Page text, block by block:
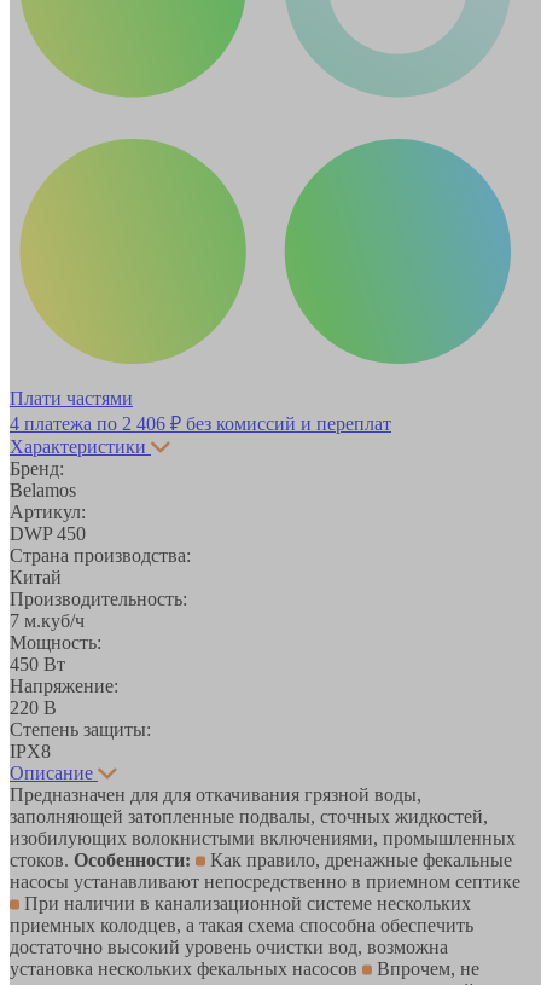
Плати частями
4 платежа по 2 406 ₽ без комиссий и переплат
Характеристики
Бренд:
Belamos
Артикул:
DWP 450
Страна производства:
Китай
Производительность:
7 м.куб/ч
Мощность:
450 Вт
Напряжение:
220 В
Степень защиты:
IPX8
Описание
Предназначен для для откачивания грязной воды,
заполняющей затопленные подвалы, сточных жидкостей,
изобилующих волокнистыми включениями, промышленных
стоков. Особенности:
Как правило, дренажные фекальные
насосы устанавливают непосредственно в приемном септике
При наличии в канализационной системе нескольких
приемных колодцев, а такая схема способна обеспечить
достаточно высокий уровень очистки вод, возможна
установка нескольких фекальных насосов
Впрочем, не